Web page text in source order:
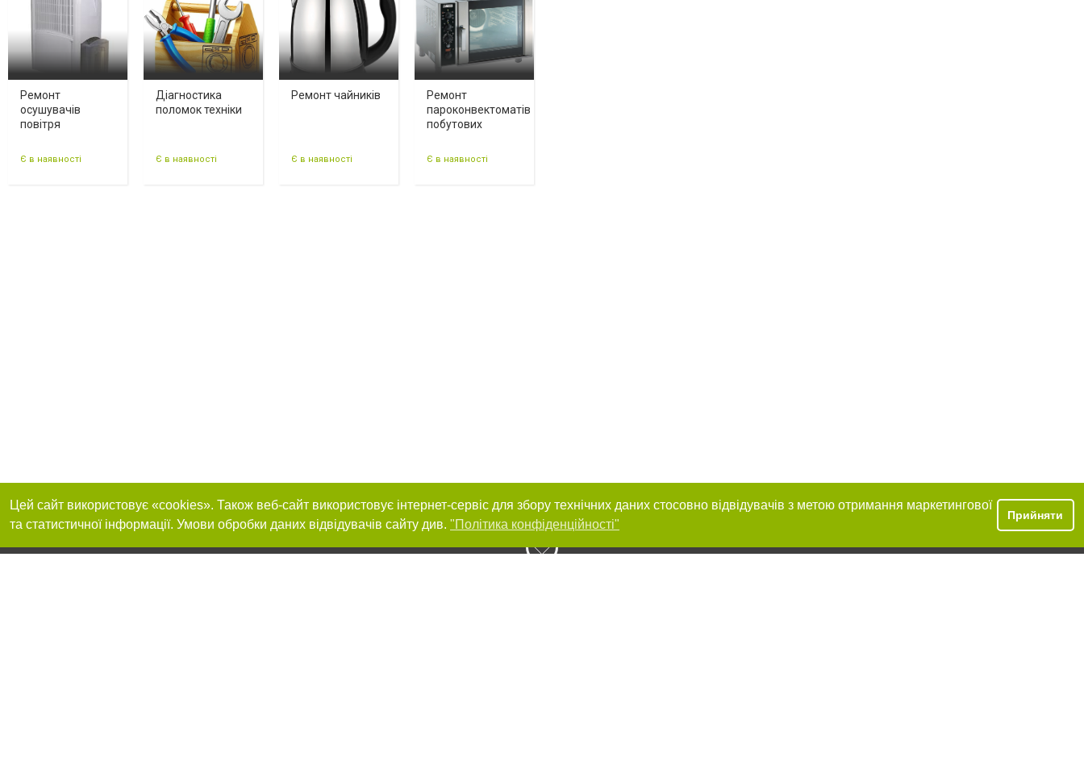
Ремонт
осушувачів
повітря
Є в наявності
Діагностика
поломок техніки
Є в наявності
Ремонт чайників
Є в наявності
Ремонт
пароконвектоматів
побутових
Є в наявності
Цей сайт використовує «cookies». Також веб-сайт використовує інтернет-сервіс для збору технічних даних стосовно відвідувачів з метою отримання маркетингової
та статистичної інформації. Умови обробки даних відвідувачів сайту див. "Політика конфіденційності"
Прийняти